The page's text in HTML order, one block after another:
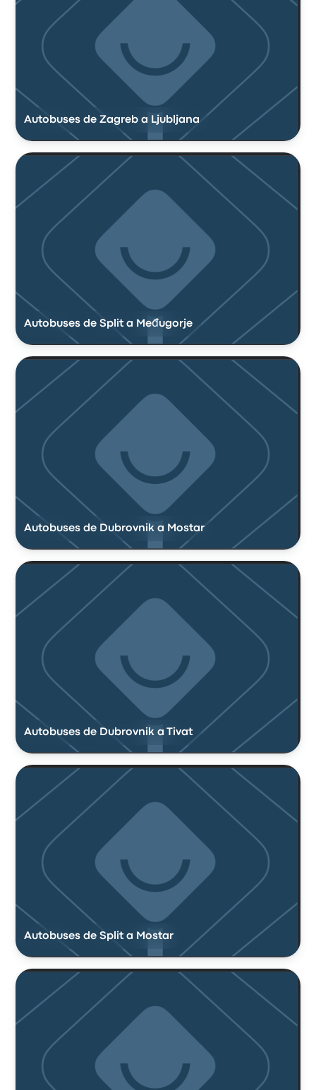
Autobuses de Zagreb a Ljubljana
Autobuses de Split a Međugorje
Autobuses de Dubrovnik a Mostar
Autobuses de Dubrovnik a Tivat
Autobuses de Split a Mostar